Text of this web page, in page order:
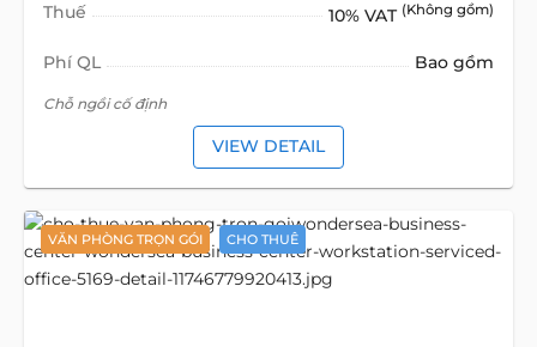
Thuế 10% VAT (Không gồm)
Phí QL Bao gồm
Chỗ ngồi cố định
VIEW DETAIL
VĂN PHÒNG TRỌN GÓI CHO THUÊ